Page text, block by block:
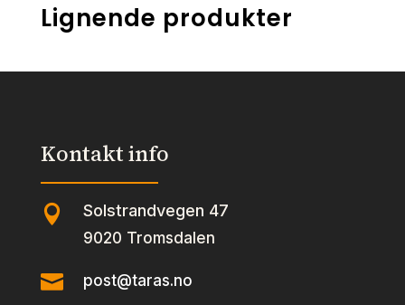
Lignende produkter
Kontakt info
 Solstrandvegen 47
9020 Tromsdalen
 post@taras.no